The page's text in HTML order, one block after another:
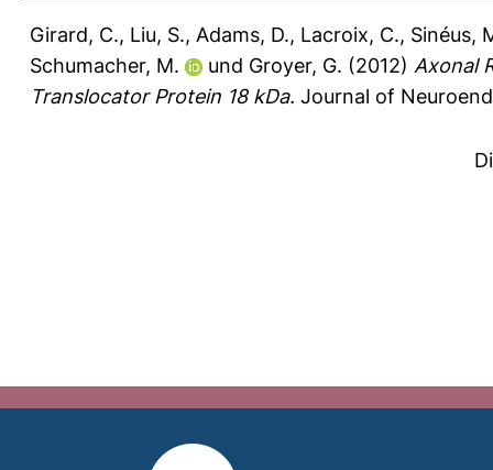
Girard, C., Liu, S., Adams, D., Lacroix, C., Sinéus,
Schumacher, M.
und Groyer, G. (2012) Axonal
Translocator Protein 18 kDa. Journal of